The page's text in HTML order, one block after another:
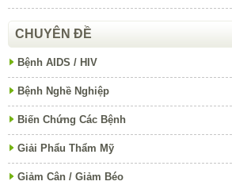
CHUYÊN ĐỀ
Bệnh AIDS / HIV
Bệnh Nghề Nghiệp
Biến Chứng Các Bệnh
Giải Phẩu Thẩm Mỹ
Giảm Cân / Giảm Béo